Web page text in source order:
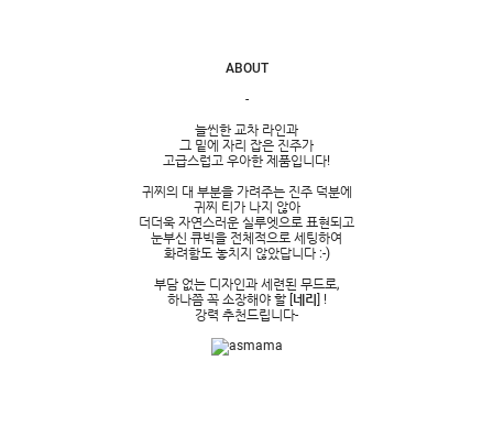
ABOUT
-
늘씬한 교차 라인과
그 밑에 자리 잡은 진주가
고급스럽고 우아한 제품입니다!
귀찌의 대 부분을 가려주는 진주 덕분에
귀찌 티가 나지 않아
더더욱 자연스러운 실루엣으로 표현되고
눈부신 큐빅을 전체적으로 세팅하여
화려함도 놓치지 않았답니다 :-)
부담 없는 디자인과 세련된 무드로,
하나쯤 꼭 소장해야 할 [네리] !
강력 추천드립니다-